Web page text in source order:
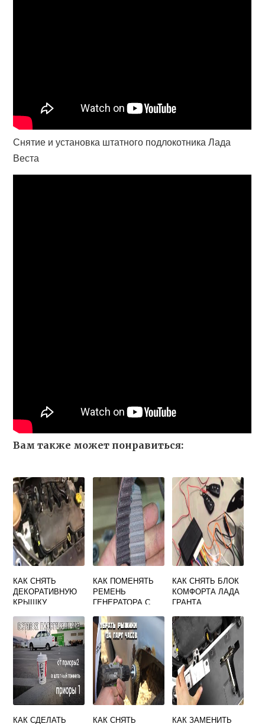
Снятие и установка штатного подлокотника Лада
Веста
Вам также может понравиться:
КАК СНЯТЬ
ДЕКОРАТИВНУЮ
КРЫШКУ
ВЕСТА
КАК ПОМЕНЯТЬ
РЕМЕНЬ
ГЕНЕРАТОРА С
М НА ГРАНТЕ
КАК СНЯТЬ БЛОК
КОМФОРТА ЛАДА
ГРАНТА
КАК СДЕЛАТЬ
КАК СНЯТЬ
КАК ЗАМЕНИТЬ